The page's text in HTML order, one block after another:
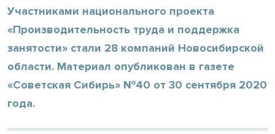
Участниками национального проекта
«Производительность труда и поддержка
занятости» стали 28 компаний Новосибирской
области. Материал опубликован в газете
«Советская Сибирь» №40 от 30 сентября 2020
года.